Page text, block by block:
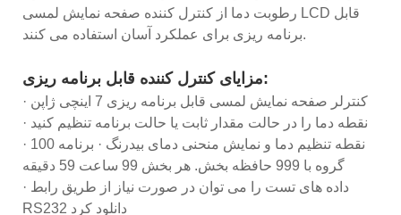
رطوبت دما از کنترل کننده صفحه نمایش لمسی LCD قابل
برنامه ریزی برای عملکرد آسان استفاده می کنند.
مزایای کنترل کننده قابل برنامه ریزی:
· کنترلر صفحه نمایش لمسی قابل برنامه ریزی 7 اینچی ژاپن
· نقطه دما را در حالت مقدار ثابت یا حالت برنامه تنظیم کنید
· نقطه تنظیم دما و نمایش منحنی دمای بیدرنگ · برنامه 100
گروه با 999 حافظه بخش. هر بخش 99 ساعت 59 دقیقه
· داده های تست را می توان در صورت نیاز از طریق رابط
RS232 دانلود کرد